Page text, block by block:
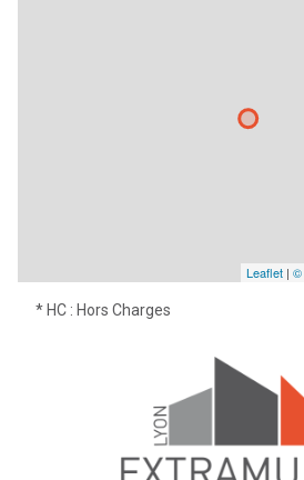
Leaflet | ©
* HC : Hors Charges